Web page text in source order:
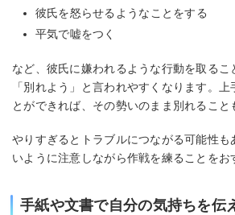
彼氏を怒らせるようなことをする
平気で嘘をつく
など、彼氏に嫌われるような行動を取るこ
「別れよう」と言われやすくなります。
とができれば、その勢いのまま別れること
やりすぎるとトラブルにつながる可能性も
いように注意しながら作戦を練ることをお
手紙や文書で自分の気持ちを伝